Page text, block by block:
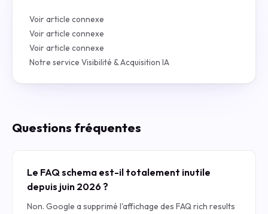
Voir article connexe
Voir article connexe
Voir article connexe
Notre service Visibilité & Acquisition IA
Questions fréquentes
Le FAQ schema est-il totalement inutile
depuis juin 2026 ?
Non. Google a supprimé l'affichage des FAQ rich results